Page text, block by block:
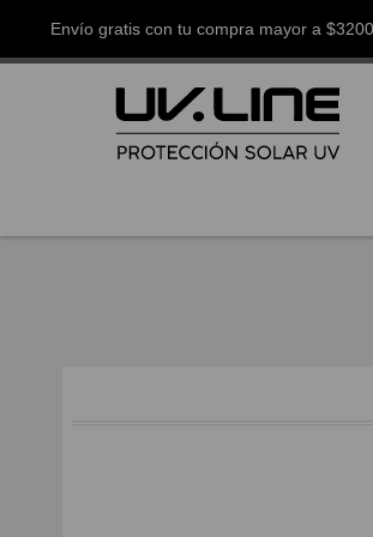
Envío gratis con tu compra mayor a $3200